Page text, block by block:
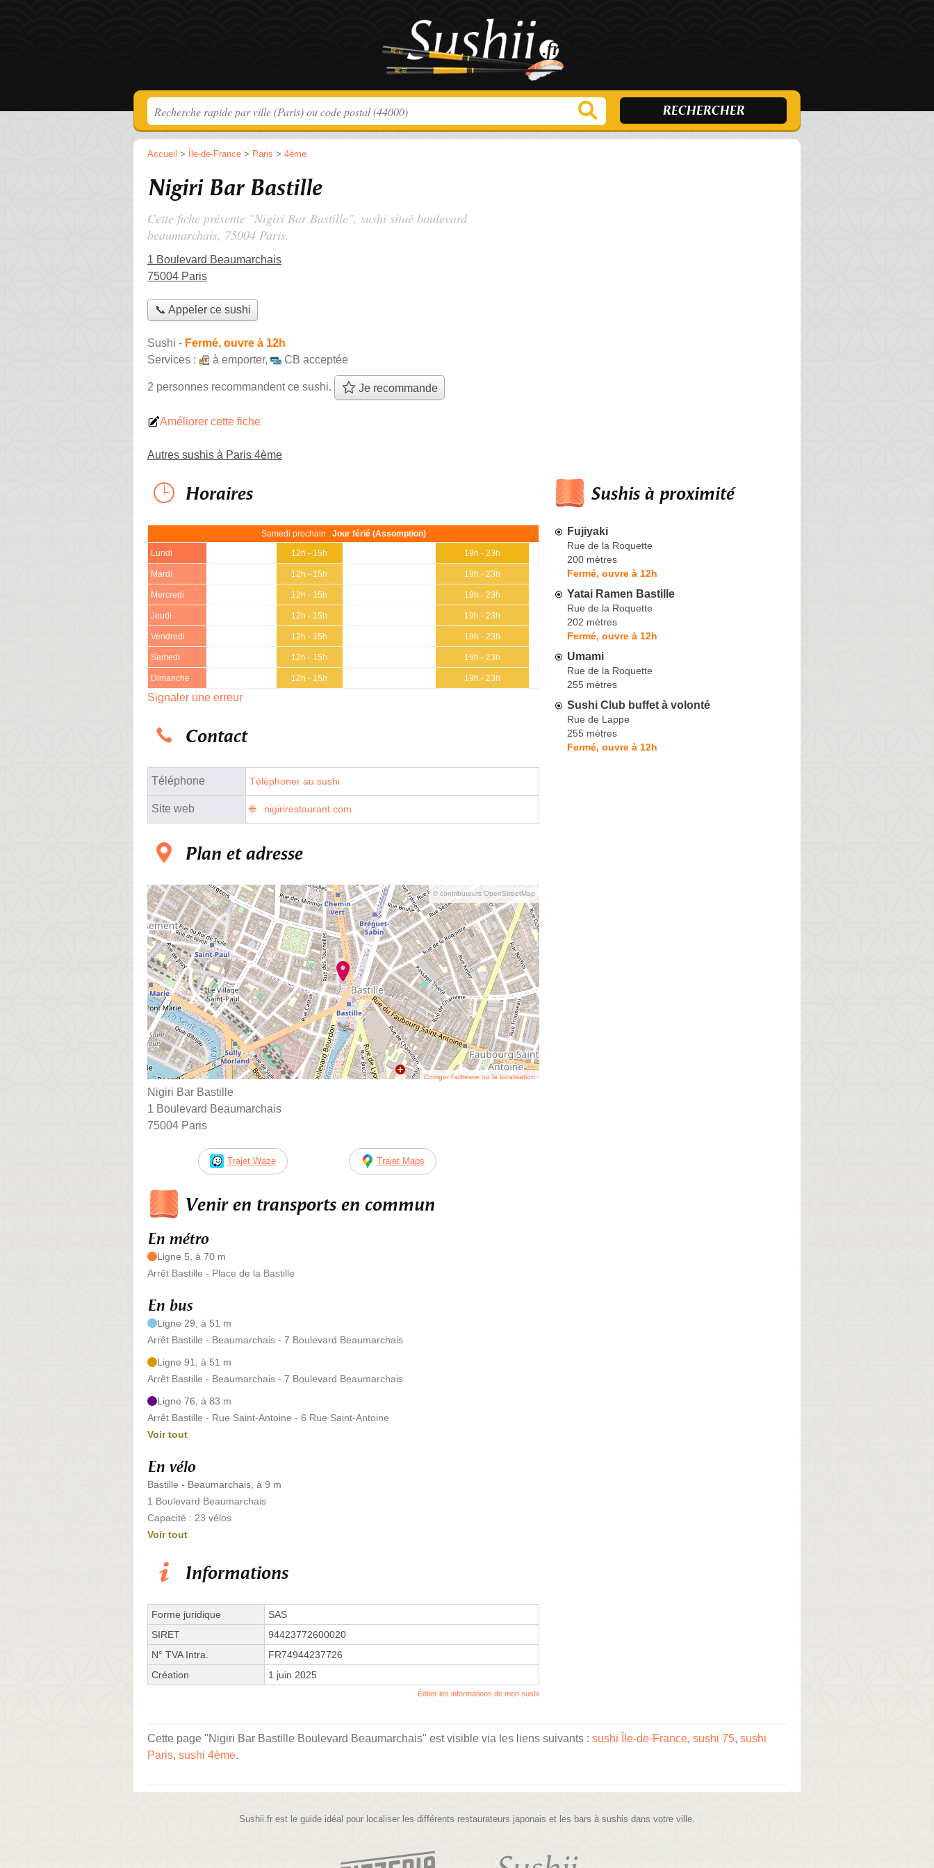
Accueil > Île-de-France > Paris > 4ème
Nigiri Bar Bastille
Cette fiche présente "Nigiri Bar Bastille", sushi situé boulevard
beaumarchais, 75004 Paris.
1 Boulevard Beaumarchais
75004 Paris
📞 Appeler ce sushi
Sushi - Fermé, ouvre à 12h
Services :
à emporter, CB acceptée
2 personnes recommandentce sushi. Je recommande
Améliorer cette fiche
Autres sushis à Paris 4ème
Horaires
Samedi prochain : Jour férié (Assomption)
Lundi 12h - 15h 19h - 23h
Mardi 12h - 15h 19h - 23h
Mercredi 12h - 15h 19h - 23h
Jeudi 12h - 15h 19h - 23h
Vendredi 12h - 15h 19h - 23h
Samedi 12h - 15h 19h - 23h
Dimanche 12h - 15h 19h - 23h
Signaler une erreur
Contact
Téléphone Téléphoner au sushi
Site web nigirirestaurant.com
Plan et adresse
© contributeurs OpenStreetMap
Corriger l’adresse ou la localisation
Nigiri Bar Bastille
1 Boulevard Beaumarchais
75004 Paris
Trajet Waze Trajet Maps
Venir en transports en commun
En métro
Ligne 5, à 70 m
Arrêt Bastille - Place de la Bastille
En bus
Ligne 29, à 51 m
Arrêt Bastille - Beaumarchais - 7 Boulevard Beaumarchais
Ligne 91, à 51 m
Arrêt Bastille - Beaumarchais - 7 Boulevard Beaumarchais
Ligne 76, à 83 m
Arrêt Bastille - Rue Saint-Antoine - 6 Rue Saint-Antoine
Voir tout
En vélo
Bastille - Beaumarchais, à 9 m
1 Boulevard Beaumarchais
Capacité : 23 vélos
Voir tout
Informations
Forme juridique
SAS
SIRET
94423772600020
N° TVA Intra.
FR74944237726
Création
1 juin 2025
Éditer les informations de mon sushi
Sushis à proximité
Fujiyaki
Rue de la Roquette
200 mètres
Fermé, ouvre à 12h
Yatai Ramen Bastille
Rue de la Roquette
202 mètres
Fermé, ouvre à 12h
Umami
Rue de la Roquette
255 mètres
Sushi Club buffet à volonté
Rue de Lappe
255 mètres
Fermé, ouvre à 12h
Cette page "Nigiri Bar Bastille Boulevard Beaumarchais" est visible via les liens suivants : sushi Île-de-France, sushi 75, sushi
Paris, sushi 4ème.
Sushii.fr est le guide idéal pour localiser les différents restaurateurs japonais et les bars à sushis dans votre ville.